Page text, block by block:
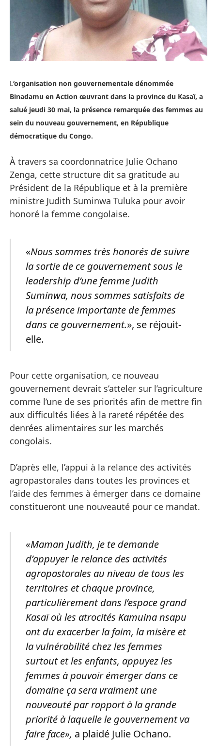
L‘organisation non gouvernementale dénommée
Binadamu en Action œuvrant dans la province du Kasaï, a
salué jeudi 30 mai, la présence remarquée des femmes au
sein du nouveau gouvernement, en République
démocratique du Congo.
À travers sa coordonnatrice Julie Ochano
Zenga, cette structure dit sa gratitude au
Président de la République et à la première
ministre Judith Suminwa Tuluka pour avoir
honoré la femme congolaise.
«Nous sommes très honorés de suivre
la sortie de ce gouvernement sous le
leadership d’une femme Judith
Suminwa, nous sommes satisfaits de
la présence importante de femmes
dans ce gouvernement.», se réjouit-
elle.
Pour cette organisation, ce nouveau
gouvernement devrait s’atteler sur l’agriculture
comme l’une de ses priorités afin de mettre fin
aux difficultés liées à la rareté répétée des
denrées alimentaires sur les marchés
congolais.
D’après elle, l’appui à la relance des activités
agropastorales dans toutes les provinces et
l’aide des femmes à émerger dans ce domaine
constitueront une nouveauté pour ce mandat.
«Maman Judith, je te demande
d’appuyer le relance des activités
agropastorales au niveau de tous les
territoires et chaque province,
particulièrement dans l’espace grand
Kasaï où les atrocités Kamuina nsapu
ont du exacerber la faim, la misère et
la vulnérabilité chez les femmes
surtout et les enfants, appuyez les
femmes à pouvoir émerger dans ce
domaine ça sera vraiment une
nouveauté par rapport à la grande
priorité à laquelle le gouvernement va
faire face», a plaidé Julie Ochano.